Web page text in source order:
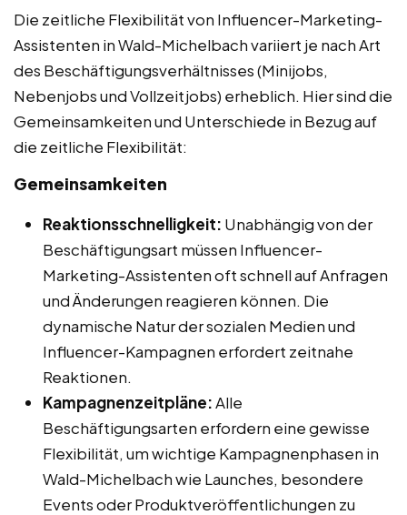
Die zeitliche Flexibilität von Influencer-Marketing-
Assistenten in Wald-Michelbach variiert je nach Art
des Beschäftigungsverhältnisses (Minijobs,
Nebenjobs und Vollzeitjobs) erheblich. Hier sind die
Gemeinsamkeiten und Unterschiede in Bezug auf
die zeitliche Flexibilität:
Gemeinsamkeiten
Reaktionsschnelligkeit: Unabhängig von der
Beschäftigungsart müssen Influencer-
Marketing-Assistenten oft schnell auf Anfragen
und Änderungen reagieren können. Die
dynamische Natur der sozialen Medien und
Influencer-Kampagnen erfordert zeitnahe
Reaktionen.
Kampagnenzeitpläne:Alle
Beschäftigungsarten erfordern eine gewisse
Flexibilität, um wichtige Kampagnenphasen in
Wald-Michelbach wie Launches, besondere
Events oder Produktveröffentlichungen zu